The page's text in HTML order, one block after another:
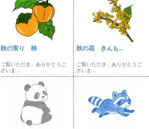
秋の実り 柿
ご覧いただき、ありがとうご
ざいま...
秋の花 きんも...
ご覧いただき、ありがとうご
ざいま...